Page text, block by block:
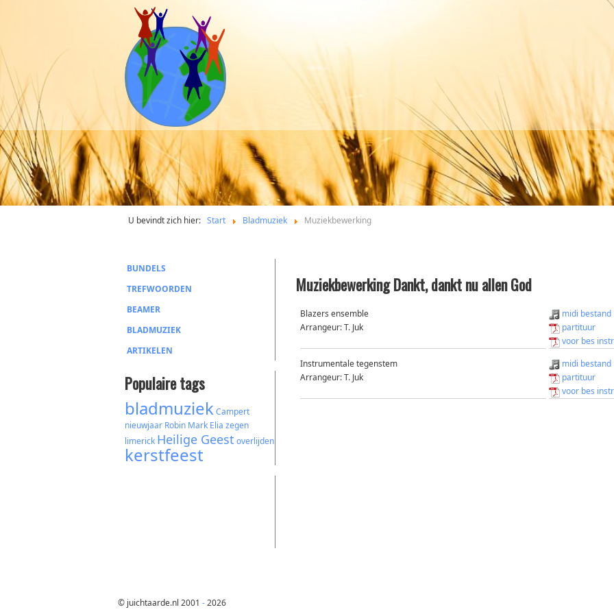
U bevindt zich hier: Start Bladmuziek Muziekbewerking
BUNDELS
TREFWOORDEN
BEAMER
BLADMUZIEK
ARTIKELEN
Populaire tags
bladmuziekCampert
nieuwjaar Robin Mark Elia zegen
limerick Heilige Geest overlijden
kerstfeest
Muziekbewerking Dankt, dankt nu allen God
Blazers ensemble
Arrangeur: T. Juk
midi bestand
partituur
voor bes
Instrumentale tegenstem
Arrangeur: T. Juk
midi bestand
partituur
voor bes
© juichtaarde.nl 2001 -2026